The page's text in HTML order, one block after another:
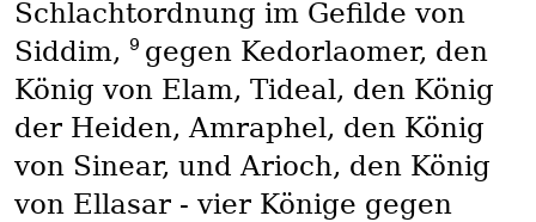
Schlachtordnung im Gefilde von
Siddim,
9 gegen Kedorlaomer, den
König von Elam, Tideal, den König
der Heiden, Amraphel, den König
von Sinear, und Arioch, den König
von Ellasar - vier Könige gegen